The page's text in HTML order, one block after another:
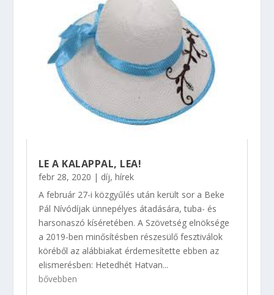
LE A KALAPPAL, LEA!
febr 28, 2020 | díj, hírek
A február 27-i közgyűlés után került sor a Beke
Pál Nívódíjak ünnepélyes átadására, tuba- és
harsonaszó kíséretében. A Szövetség elnöksége
a 2019-ben minősítésben részesülő fesztiválok
köréből az alábbiakat érdemesítette ebben az
elismerésben: Hetedhét Hatvan...
bővebben